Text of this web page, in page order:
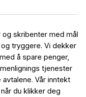
skribenter med mål
tryggere. Vi dekker
å spare penger,
tjenester
Vår inntekt
du klikker deg